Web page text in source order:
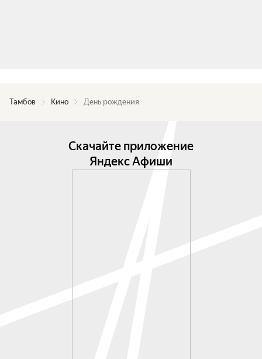
Тамбов Кино День рождения
Скачайте приложение
Яндекс Афиши